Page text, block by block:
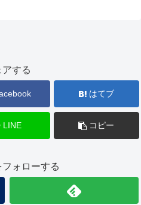
アする
はてブ
LINE コピー
ォローする